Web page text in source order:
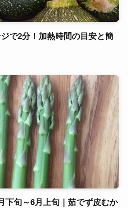
で2分！加熱時間の目安と簡
下旬～6月上旬｜茹でず皮むか